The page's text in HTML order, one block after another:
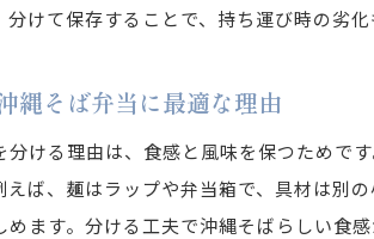
沖縄そ
沖縄
伝統と現代
沖縄
けて保存することで、持ち運び時の劣化
縄そば弁当に最適な理由
分ける理由は、食感と風味を保つためで
ば、麺はラップや弁当箱で、具材は別
ます。分ける工夫で沖縄そばらしい食感